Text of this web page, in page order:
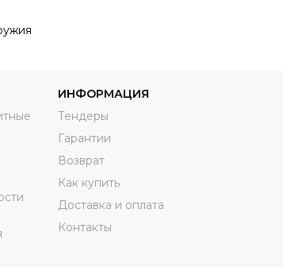
ИНФОРМАЦИЯ
Тендеры
Гарантии
Возврат
Как купить
Доставка и оплата
Контакты